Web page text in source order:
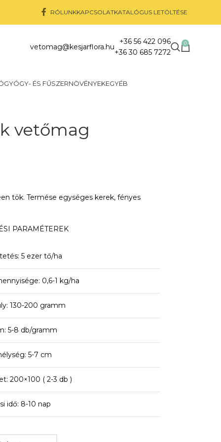
RÓLUNKKAPCSOLATKATALÓGUS LETÖLTÉSE
vetomag@kesjarflora.hu
+36 56 422 096
+36 30 685 7272
0
GYÓGY- ÉS FŰSZERNÖVÉNYEKEGYÉB
vetőmag
tök. Termése egységes kerek, fényes
PARAMÉTEREK
5 ezer tő/ha
0,6-1 kg/ha
130-200 gramm
5-8 db/gramm
5-7 cm
200×100 ( 2-3 db )
idő: 8-10 nap